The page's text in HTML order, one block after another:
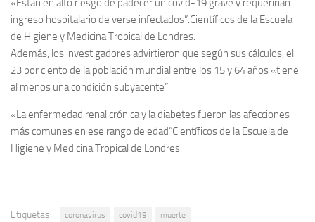
«Están en alto riesgo de padecer un covid-19 grave y requerirían
ingreso hospitalario de verse infectados”.Científicos de la Escuela
de Higiene y Medicina Tropical de Londres.
Además, los investigadores advirtieron que según sus cálculos, el
23 por ciento de la población mundial entre los 15 y 64 años «tiene
al menos una condición subyacente”.
«La enfermedad renal crónica y la diabetes fueron las afecciones
más comunes en ese rango de edad”Científicos de la Escuela de
Higiene y Medicina Tropical de Londres.
Etiquetas: coronavirus covid19 muerte